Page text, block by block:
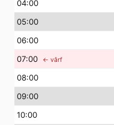
04:00
05:00
06:00
07:00 ← vârf
08:00
09:00
10:00